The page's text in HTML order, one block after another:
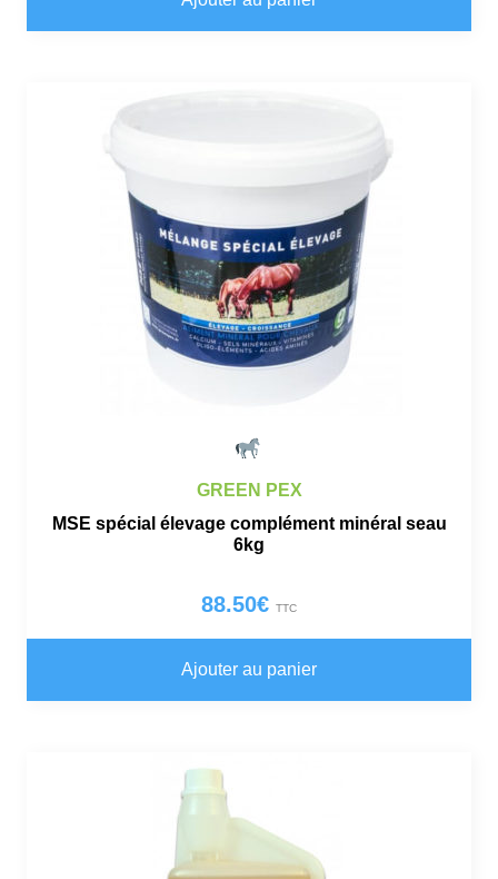
GREEN PEX
MSE spécial élevage complément minéral seau
6kg
88.50€ TTC
Ajouter au panier